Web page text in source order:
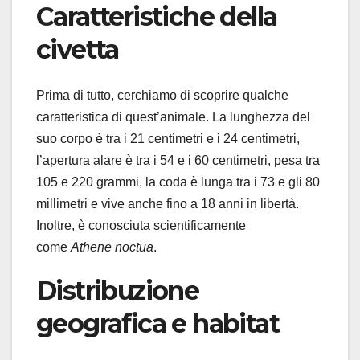
Caratteristiche della
civetta
Prima di tutto, cerchiamo di scoprire qualche
caratteristica di quest’animale. La lunghezza del
suo corpo è tra i 21 centimetri e i 24 centimetri,
l’apertura alare è tra i 54 e i 60 centimetri, pesa tra
105 e 220 grammi, la coda è lunga tra i 73 e gli 80
millimetri e vive anche fino a 18 anni in libertà.
Inoltre, è conosciuta scientificamente
come Athene noctua.
Distribuzione
geografica e habitat